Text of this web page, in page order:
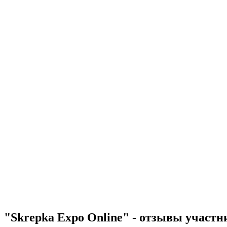
"Skrepka Expo Online" - отзывы